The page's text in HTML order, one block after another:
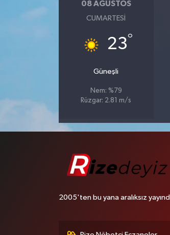
08 AĞUSTOS
CUMARTESI
23°
Güneşli
Nem: %79
Rüzgar: 2.81 m/s
2005'ten bu yana aralıksız